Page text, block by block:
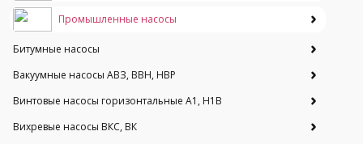
Промышленные насосы
Битумные насосы
Вакуумные насосы АВЗ, ВВН, НВР
Винтовые насосы горизонтальные А1, Н1В
Вихревые насосы ВКС, ВК